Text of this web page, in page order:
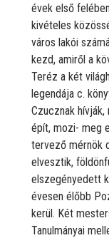
évek első
kivételes
város lakói
kezd, amiről a
Teréz a két
legendája c.
Czucznak
épít, mozi- meg
tervező mérnök
elvesztik,
elszegényedett
évesen élőbb
kerül. Két
Tanulmányai